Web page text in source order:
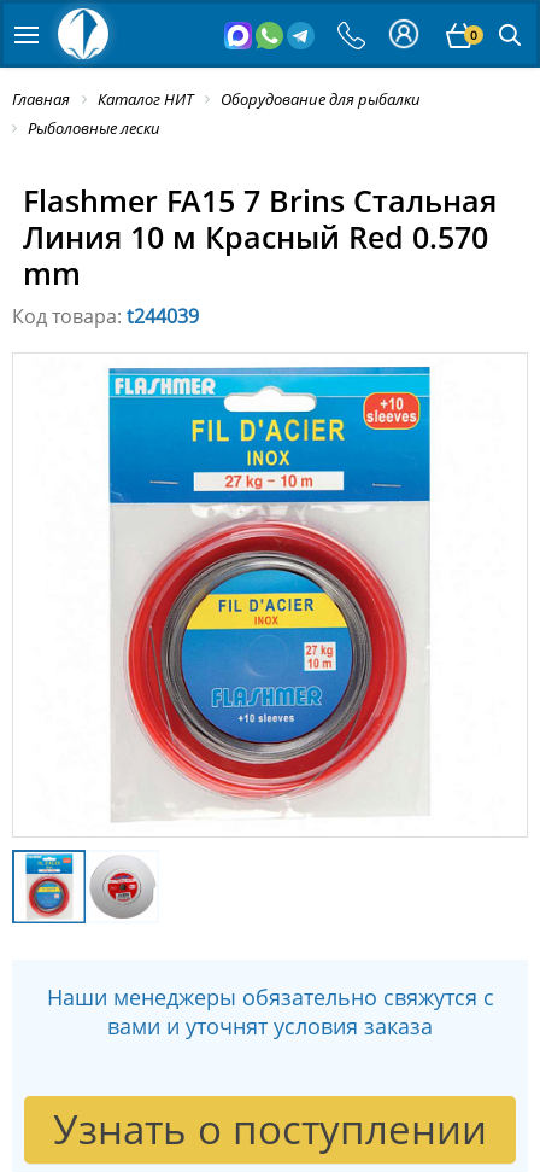
0
Главная Каталог НИТ
Оборудование для рыбалки
Рыболовные лески
Flashmer FA15 7 Brins Стальная
Линия 10 м Красный Red 0.570
mm
Код товара: t244039
Наши менеджеры обязательно свяжутся с
вами и уточнят условия заказа
Узнать о поступлении